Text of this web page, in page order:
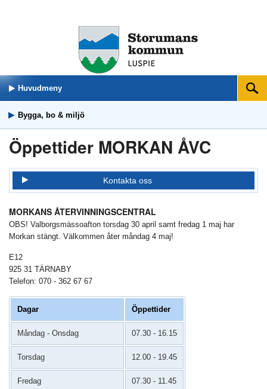
Huvudmeny Sök
Bygga, bo & miljö
Öppettider MORKAN ÅVC
Kontakta oss
MORKANS ÅTERVINNINGSCENTRAL
OBS! Valborgsmässoafton torsdag 30 april samt fredag 1 maj har
Morkan stängt. Välkommen åter måndag 4 maj!
E12
925 31 TÄRNABY
Telefon: 070 - 362 67 67
Dagar Öppettider
Måndag - Onsdag 07.30 - 16.15
Torsdag 12.00 - 19.45
Fredag 07.30 - 11.45